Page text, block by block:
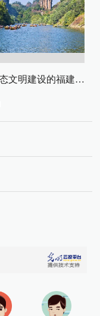
数字生态文明建设的福建路径与启示